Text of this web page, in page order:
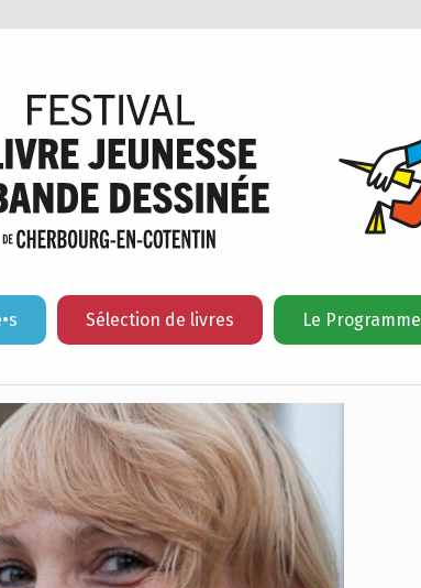
Sélection de livres Le Programme